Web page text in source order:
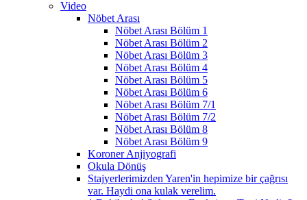
Video
Nöbet Arası
Nöbet Arası Bölüm 1
Nöbet Arası Bölüm 2
Nöbet Arası Bölüm 3
Nöbet Arası Bölüm 4
Nöbet Arası Bölüm 5
Nöbet Arası Bölüm 6
Nöbet Arası Bölüm 7/1
Nöbet Arası Bölüm 7/2
Nöbet Arası Bölüm 8
Nöbet Arası Bölüm 9
Koroner Anjiyografi
Okula Dönüş
Stajyerlerimizden Yaren'in hepimize bir çağrısı
var. Haydi ona kulak verelim.